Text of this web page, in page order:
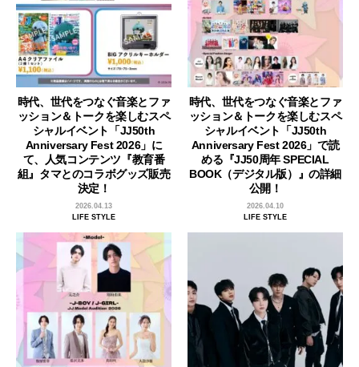
時代、世代をつなぐ音楽とファ
ッション＆トークを楽しむスペ
シャルイベント「JJ50th
Anniversary Fest 2026」に
て、人気コンテンツ『教育番
組』タマとのコラボグッズ販売
決定！
2026.04.13
LIFE STYLE
時代、世代をつなぐ音楽とファ
ッション＆トークを楽しむスペ
シャルイベント「JJ50th
Anniversary Fest 2026」で読
める『JJ50周年 SPECIAL
BOOK（デジタル版）』の詳細
公開！
2026.04.10
LIFE STYLE